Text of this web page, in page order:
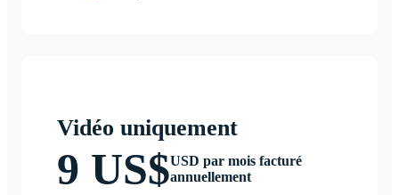
Vidéo uniquement
9 US$USD par mois facturé
annuellement